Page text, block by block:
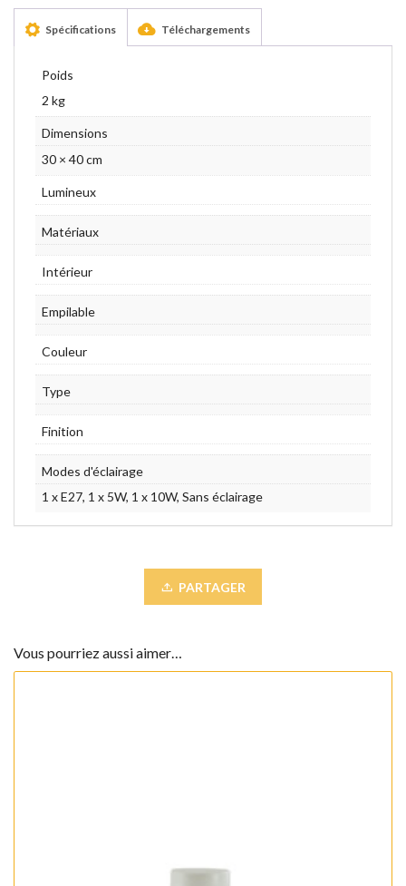
Spécifications Téléchargements
Poids
2 kg
Dimensions
30 × 40 cm
Lumineux
Matériaux
Intérieur
Empilable
Couleur
Type
Finition
Modes d'éclairage
1 x E27, 1 x 5W, 1 x 10W, Sans éclairage
PARTAGER
Vous pourriez aussi aimer…